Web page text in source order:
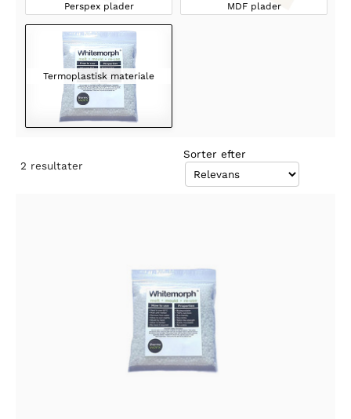
Perspex plader MDF plader
Termoplastisk materiale
2 resultater
Sorter efter